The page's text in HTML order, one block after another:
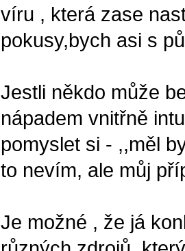
víru , která zase
pokusy,bych asi s
Jestli někdo může
nápadem vnitřně
pomyslet si - ,,měl
to nevím, ale můj
Je možné , že já